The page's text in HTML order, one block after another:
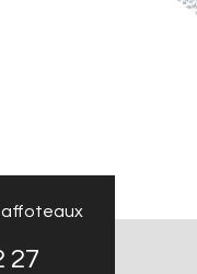
27